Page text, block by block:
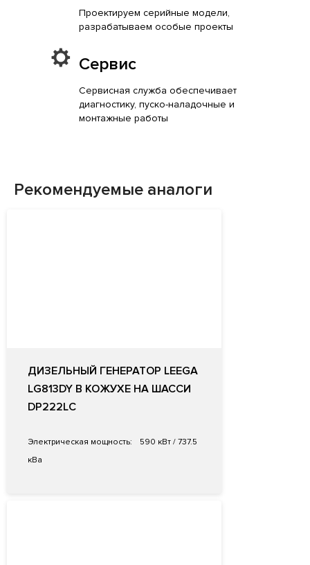
Проектируем серийные модели,
разрабатываем особые проекты
Сервис
Сервисная служба обеспечивает
диагностику, пуско-наладочные и
монтажные работы
Рекомендуемые аналоги
ДИЗЕЛЬНЫЙ ГЕНЕРАТОР LEEGA
LG813DY В КОЖУХЕ НА ШАССИ
DP222LC
Электрическая мощность:
590 кВт / 737.5
кВа